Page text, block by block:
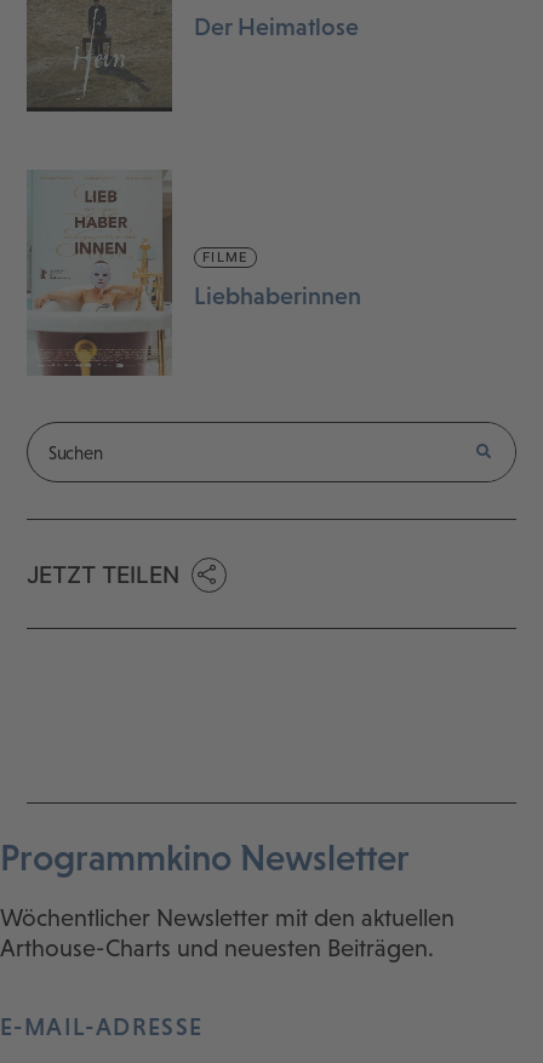
Der Heimatlose
FILME
Liebhaberinnen
JETZT TEILEN
Programmkino Newsletter
Wöchentlicher Newsletter mit den aktuellen
Arthouse-Charts und neuesten Beiträgen.
E-MAIL-ADRESSE